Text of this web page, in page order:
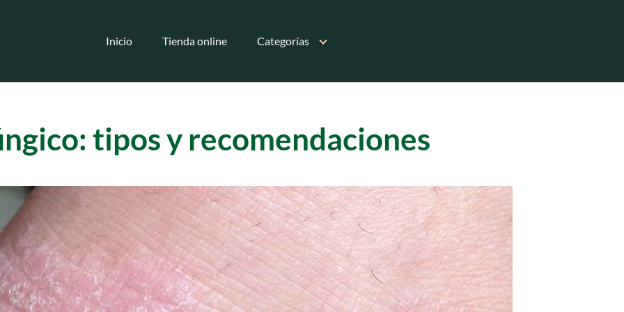
Inicio Tienda online Categorías
tipos y recomendaciones